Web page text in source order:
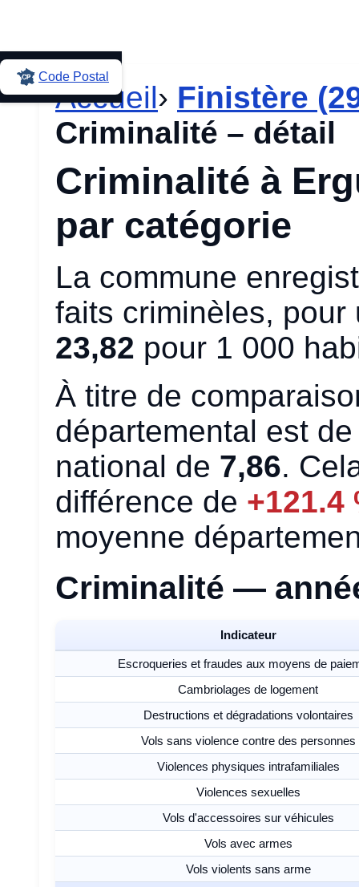
Code Postal
Accueil› Finistère
Criminalité – détail
Criminalité à
par catégorie
La commune
faits criminèles,
23,82 pour 1 000
À titre de
départemental est
national de 7,86.
différence de +121.4
moyenne
Criminalité —
Indicateur
Escroqueries et fraudes aux moyens de
Cambriolages de logement
Destructions et dégradations volontaires
Vols sans violence contre des personnes
Violences physiques intrafamiliales
Violences sexuelles
Vols d'accessoires sur véhicules
Vols avec armes
Vols violents sans arme